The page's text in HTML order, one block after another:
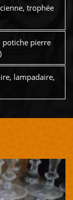
trophée
potiche pierre
lampadaire,